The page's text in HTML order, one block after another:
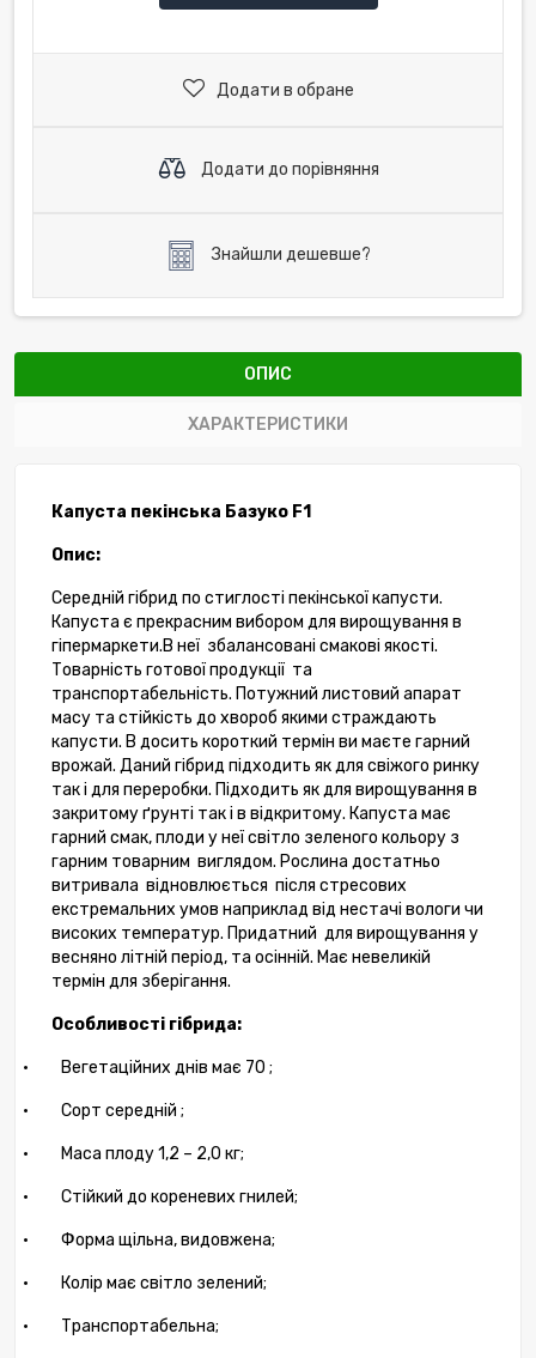
Додати в обране
Додати до порівняння
Знайшли дешевше?
ОПИС
ХАРАКТЕРИСТИКИ
Капуста пекінська Базуко F1
Опис:
Середній гібрид по стиглості пекінської капусти.
Капуста є прекрасним вибором для вирощування в
гіпермаркети.В неї збалансовані смакові якості.
Товарність готової продукції та
транспортабельність. Потужний листовий апарат
масу та стійкість до хвороб якими страждають
капусти. В досить короткий термін ви маєте гарний
врожай. Даний гібрид підходить як для свіжого ринку
так і для переробки. Підходить як для вирощування в
закритому ґрунті так і в відкритому. Капуста має
гарний смак, плоди у неї світло зеленого кольору з
гарним товарним виглядом. Рослина достатньо
витривала відновлюється після стресових
екстремальних умов наприклад від нестачі вологи чи
високих температур. Придатний для вирощування у
весняно літній період, та осінній. Має невеликій
термін для зберігання.
Особливості гібрида:
· Вегетаційних днів має 70 ;
· Сорт середній ;
· Маса плоду 1,2 – 2,0 кг;
· Стійкий до кореневих гнилей;
· Форма щільна, видовжена;
· Колір має світло зелений;
· Транспортабельна;